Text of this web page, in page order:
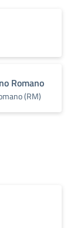
Romano
(RM)